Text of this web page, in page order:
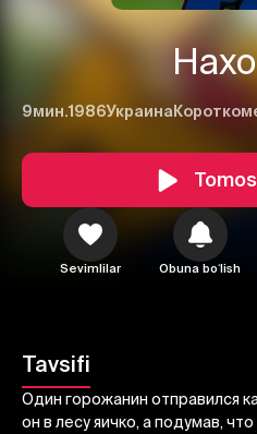
9мин.1986Украина
Sevimlilar Obuna boʻlish
Tavsifi
Один горожанин отправился
он в лесу яичко, а подумав,